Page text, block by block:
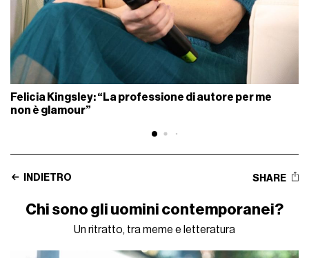
Felicia Kingsley: “La professione di autore per me
non è glamour”
INDIETRO SHARE
Chi sono gli uomini contemporanei?
Un ritratto, tra meme e letteratura